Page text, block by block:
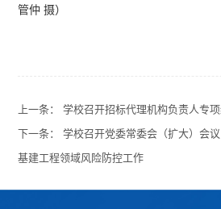
管仲 摄）
上一条：学校召开招标代理机构负责人专
下一条：学校召开党委常委会（扩大）会
基建工程领域风险防控工作